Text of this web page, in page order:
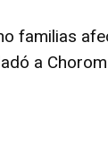
familias
a